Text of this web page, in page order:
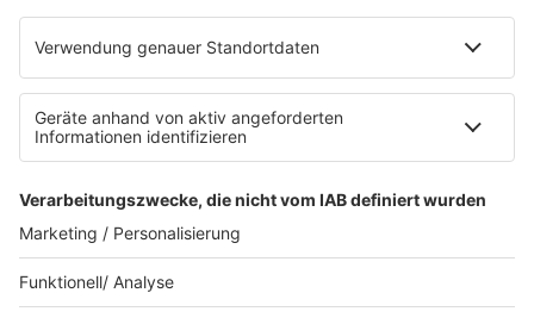
AGB
Datenschutzerklärung
Teilnahmebedingungen
Presse
Kontakt
WETTER
SAARLAND